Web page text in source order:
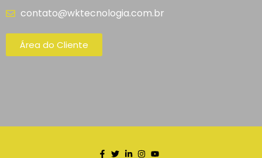
contato@wktecnologia.com.br
Área do Cliente